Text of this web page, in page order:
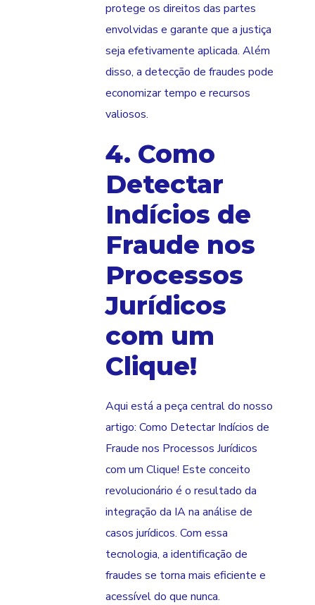
protege os direitos das partes
envolvidas e garante que a justiça
seja efetivamente aplicada. Além
disso, a detecção de fraudes pode
economizar tempo e recursos
valiosos.
4. Como
Detectar
Indícios de
Fraude nos
Processos
Jurídicos
com um
Clique!
Aqui está a peça central do nosso
artigo: Como Detectar Indícios de
Fraude nos Processos Jurídicos
com um Clique! Este conceito
revolucionário é o resultado da
integração da IA na análise de
casos jurídicos. Com essa
tecnologia, a identificação de
fraudes se torna mais eficiente e
acessível do que nunca.